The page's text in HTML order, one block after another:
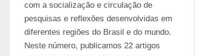
com a socialização e circulação de
pesquisas e reflexões desenvolvidas em
diferentes regiões do Brasil e do mundo.
Neste número, publicamos 22 artigos